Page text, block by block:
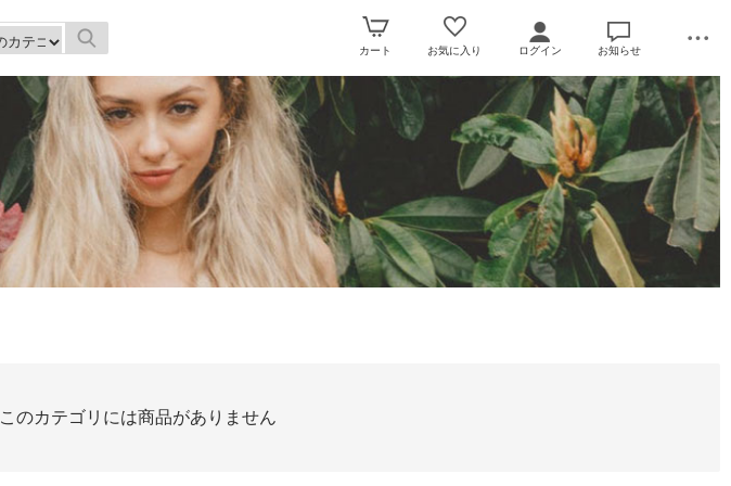
カート お気に入り ログイン お知らせ
このカテゴリには商品がありません